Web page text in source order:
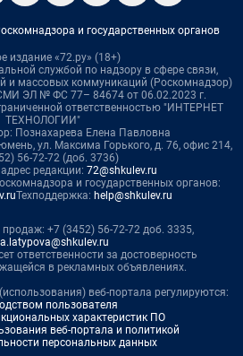
и государственных органов
издание «72.ру» (18+)
службой по надзору в сфере связи,
и массовых коммуникаций (Роскомнадзор)
ЭЛ № ФС 77– 84674 от 06.02.2023 г.
ответственностью "ИНТЕРНЕТ
ТЕХНОЛОГИИ"
Познахарева Елена Павловна
ул. Максима Горького, д. 76, офис 214,
56-72-72 (доб. 3736)
редакции: 72@shkulev.ru
и государственных органов:
Техподдержка: help@shkulev.ru
+7 (3452) 56-72-72 доб. 3335,
ответственности за достоверность
в рекламных объявлениях.
веб-портала регулируются:
пользователя
характеристик ПО
веб-портала и политикой
персональных данных